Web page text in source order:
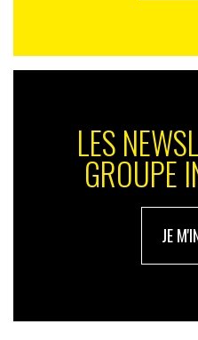
LES
GROUPE
JE